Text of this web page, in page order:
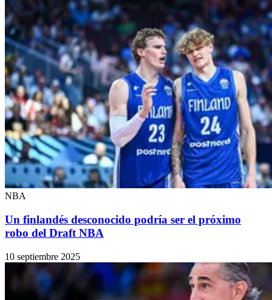
NBA
Un finlandés desconocido podría ser el próximo
robo del Draft NBA
10 septiembre 2025